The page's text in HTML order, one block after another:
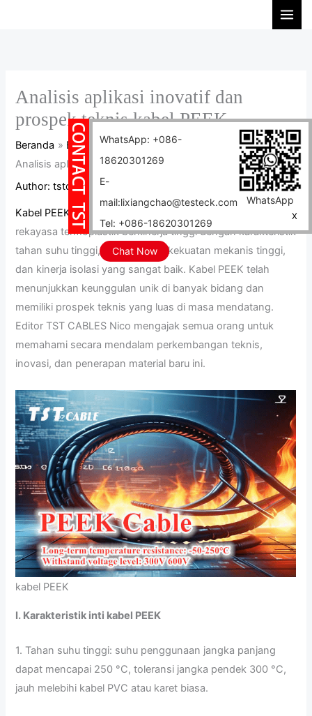
WhatsApp: +086-
18620301269
E-
mail:lixiangchao@testeck.com
Tel: +086-18620301269
Chat Now
WhatsApp
X
Analisis aplikasi inovatif dan
prospek teknis kabel PEEK
Beranda
Blog
Analisis aplikasi inovatif dan prospek teknis kabel PEEK
Author: tstcables /2025-02-09
Kabel PEEK (polyetheretherketone) merupakan plastik
rekayasa termoplastik berkinerja tinggi dengan karakteristik
tahan suhu tinggi, tahan korosi, kekuatan mekanis tinggi,
dan kinerja isolasi yang sangat baik. Kabel PEEK telah
menunjukkan keunggulan unik di banyak bidang dan
memiliki prospek teknis yang luas di masa mendatang.
Editor TST CABLES Nico mengajak semua orang untuk
memahami secara mendalam perkembangan teknis,
inovasi, dan penerapan material baru ini.
kabel PEEK
I. Karakteristik inti kabel PEEK
1. Tahan suhu tinggi: suhu penggunaan jangka panjang
dapat mencapai 250 °C, toleransi jangka pendek 300 °C,
jauh melebihi kabel PVC atau karet biasa.